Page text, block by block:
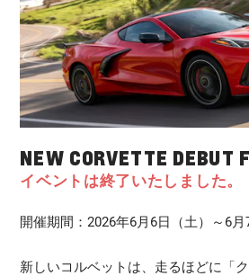
NEW CORVETTE DEBUT
イベントは終了いたしました。
開催期間：2026年6月6日（土）～6月
新しいコルベットは、走るほどに「